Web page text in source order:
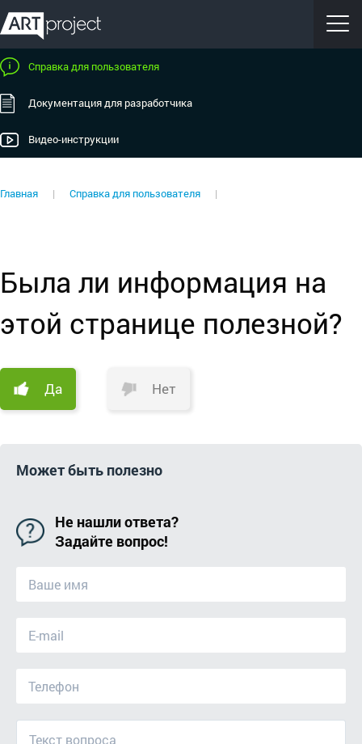
Справка для пользователя
Документация для разработчика
Видео-инструкции
Главная | Справка для пользователя |
Была ли информация на
этой странице полезной?
Да Нет
Может быть полезно
Не нашли ответа?
Задайте вопрос!